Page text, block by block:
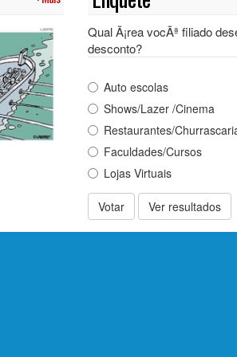
Qual Ã¡rea vocÃª filiado
desconto?
Auto escolas
Shows/Lazer /Cinema
Restaurantes/
Faculdades/Cursos
Lojas Virtuais
Votar Ver resultados